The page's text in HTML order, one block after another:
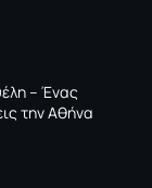
– Ένας
την Αθήνα